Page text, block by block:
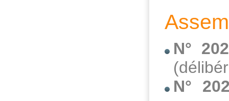
N°
N°